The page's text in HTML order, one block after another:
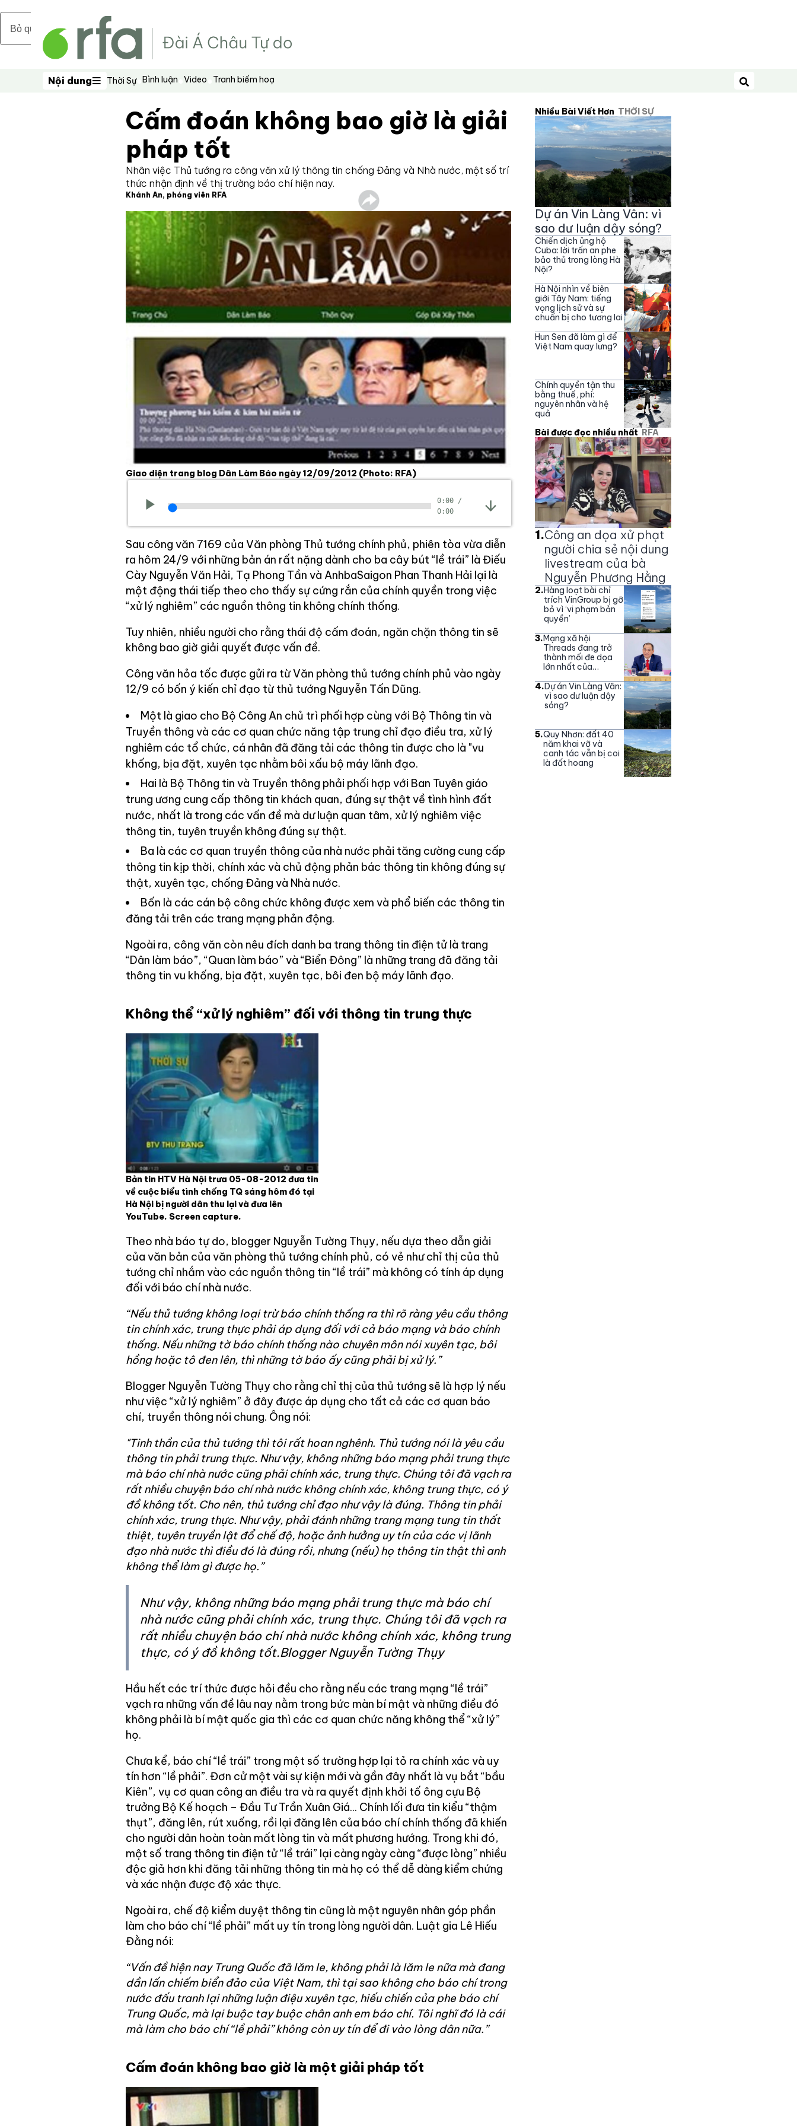
Bỏ qua nội dung chính
Nội dung
Nội dung Thời Sự Bình luận Video Tranh biếm hoạ
Tìm kiếm
Cấm đoán không bao giờ là giải
pháp tốt
Nhân việc Thủ tướng ra công văn xử lý thông tin chống Đảng và Nhà nước, một số trí
thức nhận định về thị trường báo chí hiện nay.
Khánh An, phóng viên RFA
Giao diện trang blog Dân Làm Báo ngày 12/09/2012 (Photo: RFA)
0:00 /
0:00
Sau công văn 7169 của Văn phòng Thủ tướng chính phủ, phiên tòa vừa diễn
ra hôm 24/9 với những bản án rất nặng dành cho ba cây bút “lề trái” là Điếu
Cày Nguyễn Văn Hải, Tạ Phong Tần và AnhbaSaigon Phan Thanh Hải lại là
một động thái tiếp theo cho thấy sự cứng rắn của chính quyền trong việc
“xử lý nghiêm” các nguồn thông tin không chính thống.
Tuy nhiên, nhiều người cho rằng thái độ cấm đoán, ngăn chặn thông tin sẽ
không bao giờ giải quyết được vấn đề.
Công văn hỏa tốc được gửi ra từ Văn phòng thủ tướng chính phủ vào ngày
12/9 có bốn ý kiến chỉ đạo từ thủ tướng Nguyễn Tấn Dũng.
Một là giao cho Bộ Công An chủ trì phối hợp cùng với Bộ Thông tin và
Truyền thông và các cơ quan chức năng tập trung chỉ đạo điều tra, xử lý
nghiêm các tổ chức, cá nhân đã đăng tải các thông tin được cho là "vu
khống, bịa đặt, xuyên tạc nhằm bôi xấu bộ máy lãnh đạo.
Hai là Bộ Thông tin và Truyền thông phải phối hợp với Ban Tuyên giáo
trung ương cung cấp thông tin khách quan, đúng sự thật về tình hình đất
nước, nhất là trong các vấn đề mà dư luận quan tâm, xử lý nghiêm việc
thông tin, tuyên truyền không đúng sự thật.
Ba là các cơ quan truyền thông của nhà nước phải tăng cường cung cấp
thông tin kịp thời, chính xác và chủ động phản bác thông tin không đúng sự
thật, xuyên tạc, chống Đảng và Nhà nước.
Bốn là các cán bộ công chức không được xem và phổ biến các thông tin
đăng tải trên các trang mạng phản động.
Ngoài ra, công văn còn nêu đích danh ba trang thông tin điện tử là trang
“Dân làm báo”, “Quan làm báo” và “Biển Đông” là những trang đã đăng tải
thông tin vu khống, bịa đặt, xuyên tạc, bôi đen bộ máy lãnh đạo.
Không thể “xử lý nghiêm” đối với thông tin trung thực
Bản tin HTV Hà Nội trưa 05-08-2012 đưa tin
về cuộc biểu tình chống TQ sáng hôm đó tại
Hà Nội bị người dân thu lại và đưa lên
YouTube. Screen capture.
Theo nhà báo tự do, blogger Nguyễn Tường Thụy, nếu dựa theo dẫn giải
của văn bản của văn phòng thủ tướng chính phủ, có vẻ như chỉ thị của thủ
tướng chỉ nhắm vào các nguồn thông tin “lề trái” mà không có tính áp dụng
đối với báo chí nhà nước.
“Nếu thủ tướng không loại trừ báo chính thống ra thì rõ ràng yêu cầu thông
tin chính xác, trung thực phải áp dụng đối với cả báo mạng và báo chính
thống. Nếu những tờ báo chính thống nào chuyên môn nói xuyên tạc, bôi
hồng hoặc tô đen lên, thì những tờ báo ấy cũng phải bị xử lý.”
Blogger Nguyễn Tường Thụy cho rằng chỉ thị của thủ tướng sẽ là hợp lý nếu
như việc “xử lý nghiêm” ở đây được áp dụng cho tất cả các cơ quan báo
chí, truyền thông nói chung. Ông nói:
"Tinh thần của thủ tướng thì tôi rất hoan nghênh. Thủ tướng nói là yêu cầu
thông tin phải trung thực. Như vậy, không những báo mạng phải trung thực
mà báo chí nhà nước cũng phải chính xác, trung thực. Chúng tôi đã vạch ra
rất nhiều chuyện báo chí nhà nước không chính xác, không trung thực, có ý
đồ không tốt. Cho nên, thủ tướng chỉ đạo như vậy là đúng. Thông tin phải
chính xác, trung thực. Như vậy, phải đánh những trang mạng tung tin thất
thiệt, tuyên truyền lật đổ chế độ, hoặc ảnh hưởng uy tín của các vị lãnh
đạo nhà nước thì điều đó là đúng rồi, nhưng (nếu) họ thông tin thật thì anh
không thể làm gì được họ.”
Như vậy, không những báo mạng phải trung thực mà báo chí
nhà nước cũng phải chính xác, trung thực. Chúng tôi đã vạch ra
rất nhiều chuyện báo chí nhà nước không chính xác, không trung
thực, có ý đồ không tốt.Blogger Nguyễn Tường Thụy
Hầu hết các trí thức được hỏi đều cho rằng nếu các trang mạng “lề trái”
vạch ra những vấn đề lâu nay nằm trong bức màn bí mật và những điều đó
không phải là bí mật quốc gia thì các cơ quan chức năng không thể “xử lý”
họ.
Chưa kể, báo chí “lề trái” trong một số trường hợp lại tỏ ra chính xác và uy
tín hơn “lề phải”. Đơn cử một vài sự kiện mới và gần đây nhất là vụ bắt “bầu
Kiên”, vụ cơ quan công an điều tra và ra quyết định khởi tố ông cựu Bộ
trưởng Bộ Kế hoạch – Đầu Tư Trần Xuân Giá... Chính lối đưa tin kiểu “thậm
thụt”, đăng lên, rút xuống, rồi lại đăng lên của báo chí chính thống đã khiến
cho người dân hoàn toàn mất lòng tin và mất phương hướng. Trong khi đó,
một số trang thông tin điện tử “lề trái” lại càng ngày càng “được lòng” nhiều
độc giả hơn khi đăng tải những thông tin mà họ có thể dễ dàng kiểm chứng
và xác nhận được độ xác thực.
Ngoài ra, chế độ kiểm duyệt thông tin cũng là một nguyên nhân góp phần
làm cho báo chí “lề phải” mất uy tín trong lòng người dân. Luật gia Lê Hiếu
Đằng nói:
“Vấn đề hiện nay Trung Quốc đã lăm le, không phải là lăm le nữa mà đang
dần lấn chiếm biển đảo của Việt Nam, thì tại sao không cho báo chí trong
nước đấu tranh lại những luận điệu xuyên tạc, hiếu chiến của phe báo chí
Trung Quốc, mà lại buộc tay buộc chân anh em báo chí. Tôi nghĩ đó là cái
mà làm cho báo chí “lề phải” không còn uy tín để đi vào lòng dân nữa.”
Cấm đoán không bao giờ là một giải pháp tốt
Nhiều Bài Viết Hơn THỜI SỰ
Dự án Vin Làng Vân: vì
sao dư luận dậy sóng?
Chiến dịch ủng hộ
Cuba: lời trấn an phe
bảo thủ trong lòng Hà
Nội?
Hà Nội nhìn về biên
giới Tây Nam: tiếng
vọng lịch sử và sự
chuẩn bị cho tương lai
Hun Sen đã làm gì để
Việt Nam quay lưng?
Chính quyền tận thu
bằng thuế, phí:
nguyên nhân và hệ
quả
Bài được đọc nhiều nhất RFA
1.Công an dọa xử phạt
người chia sẻ nội dung
livestream của bà
Nguyễn Phương Hằng
2.Hàng loạt bài chỉ
trích VinGroup bị gỡ
bỏ vì ‘vi phạm bản
quyền’
3.Mạng xã hội
Threads đang trở
thành mối đe dọa
lớn nhất của
4.Dự án Vin Làng Vân:
vì sao dư luận dậy
sóng?
5.Quy Nhơn: đất 40
năm khai vỡ và
canh tác vẫn bị coi
là đất hoang